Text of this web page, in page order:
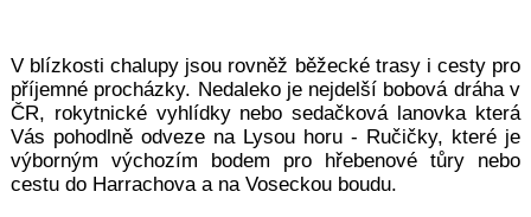
V blízkosti chalupy jsou rovněž běžecké trasy i cesty pro
příjemné procházky. Nedaleko je nejdelší bobová dráha v
ČR, rokytnické vyhlídky nebo sedačková lanovka která
Vás pohodlně odveze na Lysou horu - Ručičky, které je
výborným výchozím bodem pro hřebenové tůry nebo
cestu do Harrachova a na Voseckou boudu.